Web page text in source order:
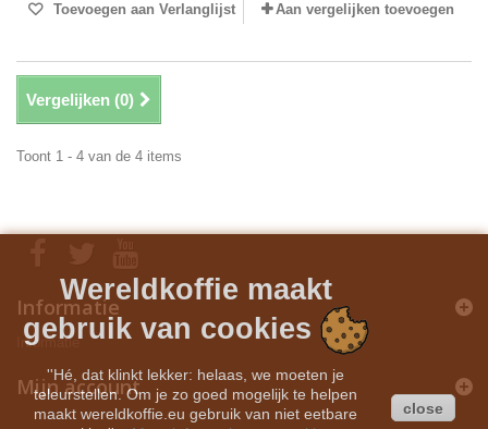
Toevoegen aan Verlanglijst Aan vergelijken toevoegen
Vergelijken (0)
Toont 1 - 4 van de 4 items
Informatie
Informatie
Mijn account
Wereldkoffie maakt
gebruik van cookies
''Hé, dat klinkt lekker: helaas, we moeten je
teleurstellen. Om je zo goed mogelijk te helpen
maakt wereldkoffie.eu gebruik van niet eetbare
close